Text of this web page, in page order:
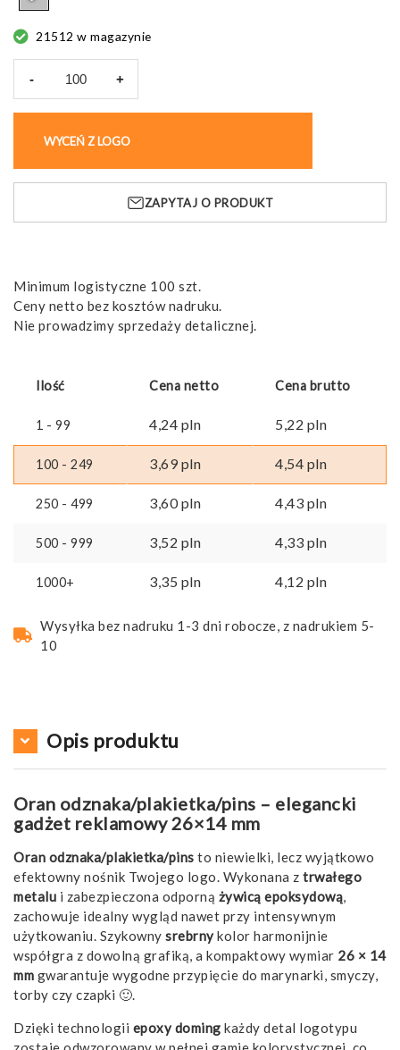
21512 w magazynie
-
26x14
mm,
metalowo-
+
WYCEŃ Z LOGO
ZAPYTAJ O PRODUKT
Minimum logistyczne 100 szt.
Ceny netto bez kosztów nadruku.
Nie prowadzimy sprzedaży detalicznej.
Ilość Cena netto Cena brutto
1 - 99 4,24 pln 5,22 pln
100 - 249 3,69pln 4,54 pln
250 - 499 3,60pln 4,43 pln
500 - 999 3,52 pln 4,33 pln
1000+ 3,35 pln 4,12 pln
Wysyłka bez nadruku 1-3 dni robocze, z nadrukiem 5-
10
Opis produktu
Oran odznaka/plakietka/pins – elegancki
gadżet reklamowy 26×14 mm
Oran odznaka/plakietka/pins to niewielki, lecz wyjątkowo
efektowny nośnik Twojego logo. Wykonana z trwałego
metalu i zabezpieczona odporną żywicą epoksydową,
zachowuje idealny wygląd nawet przy intensywnym
użytkowaniu. Szykowny srebrnykolor harmonijnie
współgra z dowolną grafiką, a kompaktowy wymiar 26 × 14
mm gwarantuje wygodne przypięcie do marynarki, smyczy,
torby czy czapki 🙂.
Dzięki technologii epoxy doming każdy detal logotypu